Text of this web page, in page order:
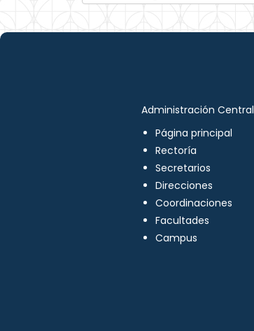
Administración Central
Página principal
Rectoría
Secretarios
Direcciones
Coordinaciones
Facultades
Campus